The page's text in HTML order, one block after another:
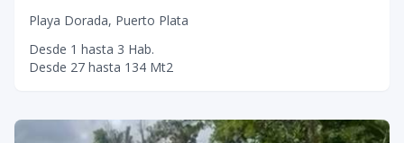
Playa Dorada, Puerto Plata
Desde 1 hasta 3 Hab.
Desde 27 hasta 134 Mt2